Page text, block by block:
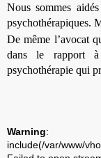
Nous sommes
psychothérapiques.
De même l’avocat
dans le rapport
psychothérapie qui
Warning:
include(/var/www/